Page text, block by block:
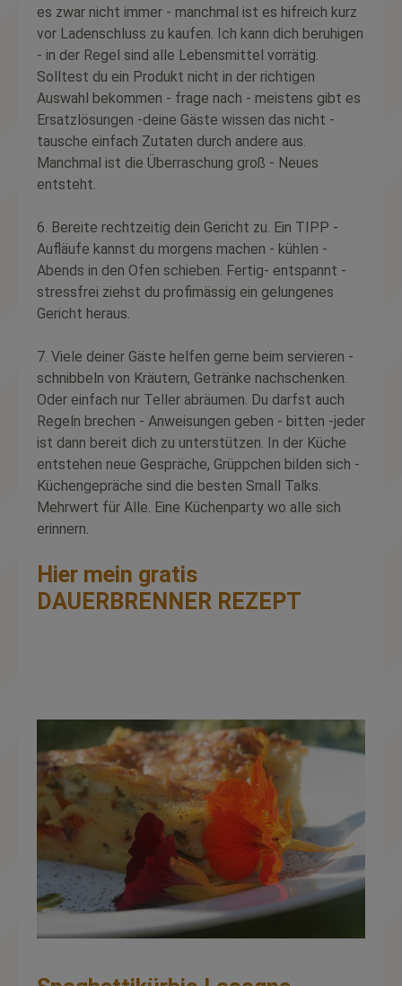
es zwar nicht immer - manchmal ist es hifreich kurz
vor Ladenschluss zu kaufen. Ich kann dich beruhigen
- in der Regel sind alle Lebensmittel vorrätig.
Solltest du ein Produkt nicht in der richtigen
Auswahl bekommen - frage nach - meistens gibt es
Ersatzlösungen -deine Gäste wissen das nicht -
tausche einfach Zutaten durch andere aus.
Manchmal ist die Überraschung groß - Neues
entsteht.
6. Bereite rechtzeitig dein Gericht zu. Ein TIPP -
Aufläufe kannst du morgens machen - kühlen -
Abends in den Ofen schieben. Fertig- entspannt -
stressfrei ziehst du profimässig ein gelungenes
Gericht heraus.
7. Viele deiner Gäste helfen gerne beim servieren -
schnibbeln von Kräutern, Getränke nachschenken.
Oder einfach nur Teller abräumen. Du darfst auch
Regeln brechen - Anweisungen geben - bitten -jeder
ist dann bereit dich zu unterstützen. In der Küche
entstehen neue Gespräche, Grüppchen bilden sich -
Küchengepräche sind die besten Small Talks.
Mehrwert für Alle. Eine Küchenparty wo alle sich
erinnern.
Hier mein gratis
DAUERBRENNER REZEPT